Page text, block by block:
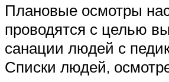
Плановые осмотры
проводятся с целью
санации людей с
Списки людей,